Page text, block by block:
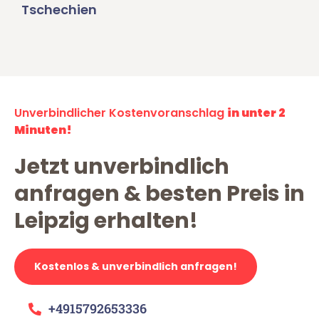
Tschechien
Unverbindlicher Kostenvoranschlag in unter 2
Minuten!
Jetzt unverbindlich
anfragen & besten Preis in
Leipzig erhalten!
Kostenlos & unverbindlich anfragen!
+4915792653336